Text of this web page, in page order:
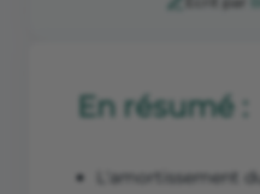
En résumé :
L'amortissement